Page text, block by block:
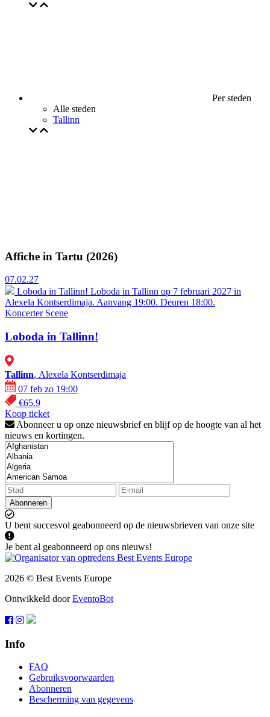
Per steden
Alle steden
Tallinn
Affiche in Tartu (2026)
07.02.27
Loboda in Tallinn! Loboda in Tallinn op 7 februari 2027 in
Alexela Kontserdimaja. Aanvang 19:00. Deuren 18:00.
Koncerter Scene
Loboda in Tallinn!
Tallinn, Alexela Kontserdimaja
07 feb zo 19:00
€65.9
Koop ticket
Abonneer u op onze nieuwsbrief en blijf op de hoogte van al het
nieuws en kortingen.
Abonneren
U bent succesvol geabonneerd op de nieuwsbrieven van onze site
Je bent al geabonneerd op ons nieuws!
2026 © Best Events Europe
Ontwikkeld doorEventoBot
Info
FAQ
Gebruiksvoorwaarden
Abonneren
Bescherming van gegevens